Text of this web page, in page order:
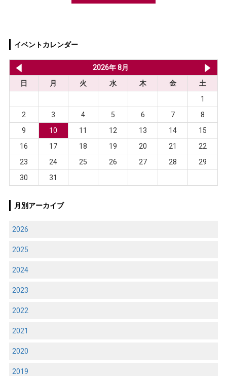
イベントカレンダー
2026年 8月
日
月 火 水 木 金
土
1
2
3 4 5 6 7
8
9
10 11 12 13 14
15
16
17 18 19 20 21
22
23
24 25 26 27 28
29
30
31
月別アーカイブ
2026
2025
2024
2023
2022
2021
2020
2019